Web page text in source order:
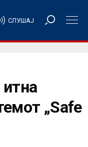
СЛУШАЈ
„Safe